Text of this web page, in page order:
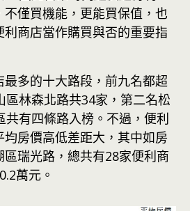
僅買機能，更能買保值，也
商店當作購買與否的重要指
最多的十大路段，前九名都超
區林森北路共34家，第二名松
共有四條路入榜。不過，便利
房價高低差距大，其中如房
瑞光路，總共有28家便利商
萬元。